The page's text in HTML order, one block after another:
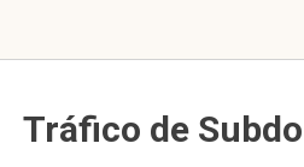
Tráfico de